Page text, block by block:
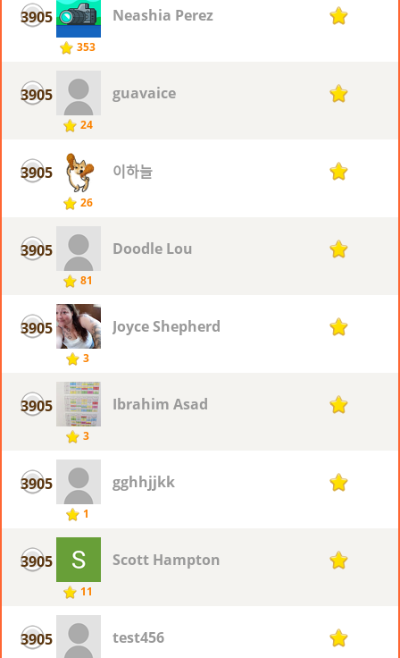
3905
353
Neashia Perez 1
3905
24
guavaice 1
3905
26
이하늘 1
3905
81
Doodle Lou 1
3905
3
Joyce Shepherd 1
3905
3
Ibrahim Asad 1
3905
1
gghhjjkk 1
3905
11
Scott Hampton 1
3905 test456 1